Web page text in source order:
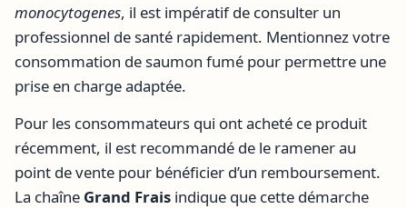
monocytogenes, il est impératif de consulter un
professionnel de santé rapidement. Mentionnez votre
consommation de saumon fumé pour permettre une
prise en charge adaptée.
Pour les consommateurs qui ont acheté ce produit
récemment, il est recommandé de le ramener au
point de vente pour bénéficier d’un remboursement.
La chaîne Grand Frais indique que cette démarche